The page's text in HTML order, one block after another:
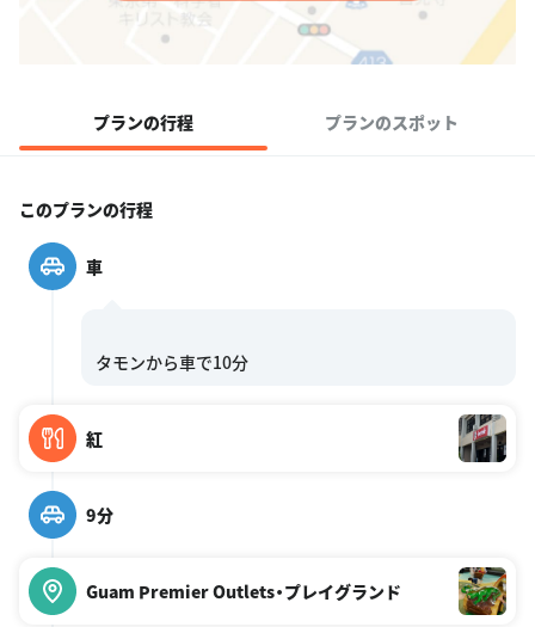
プランの行程 プランのスポット
このプランの行程
車
紅
9分
Guam Premier Outlets・プレイグランド